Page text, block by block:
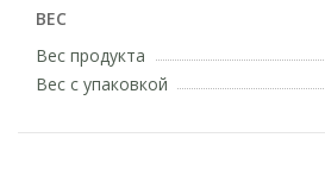
ВЕС
Вес продукта
Вес с упаковкой